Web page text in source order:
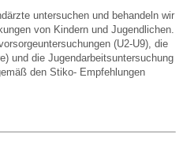
untersuchen und behandeln wir
von Kindern und Jugendlichen.
(U2-U9), die
und die Jugendarbeitsuntersuchung
den Stiko- Empfehlungen